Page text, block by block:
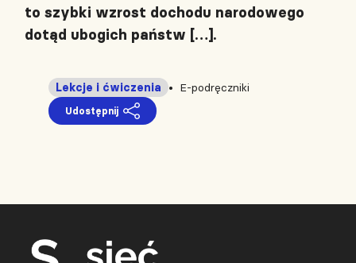
to szybki wzrost dochodu narodowego
dotąd ubogich państw […].
E-podręczniki
Lekcje i ćwiczenia
Udostępnij